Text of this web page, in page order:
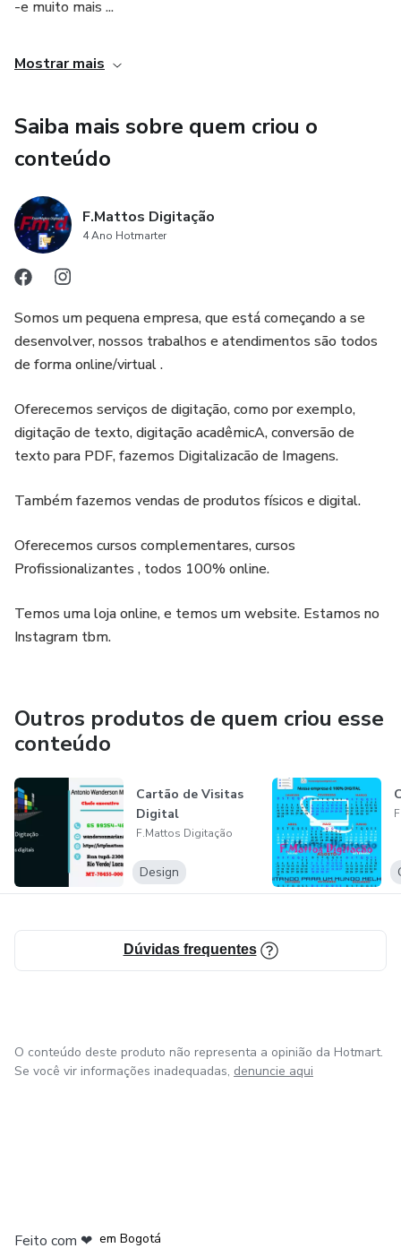
-e muito mais ...
Mostrar mais
Saiba mais sobre quem criou o
conteúdo
F.Mattos Digitação
4 Ano Hotmarter
Somos um pequena empresa, que está começando a se
desenvolver, nossos trabalhos e atendimentos são todos
de forma online/virtual .
Oferecemos serviços de digitação, como por exemplo,
digitação de texto, digitação acadêmicA, conversão de
texto para PDF, fazemos Digitalizacão de Imagens.
Também fazemos vendas de produtos físicos e digital.
Oferecemos cursos complementares, cursos
Profissionalizantes , todos 100% online.
Temos uma loja online, e temos um website. Estamos no
Instagram tbm.
Outros produtos de quem criou esse
conteúdo
Cartão de Visitas
Digital
F.Mattos Digitação
Design
Dúvidas frequentes
O conteúdo deste produto não representa a opinião da Hotmart.
Se você vir informações inadequadas, denuncie aqui
Feito com ❤ em Bogotá